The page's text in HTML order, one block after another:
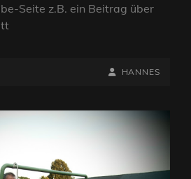
Seite z.B. ein Beitrag über
BY
BYLINE
HANNES